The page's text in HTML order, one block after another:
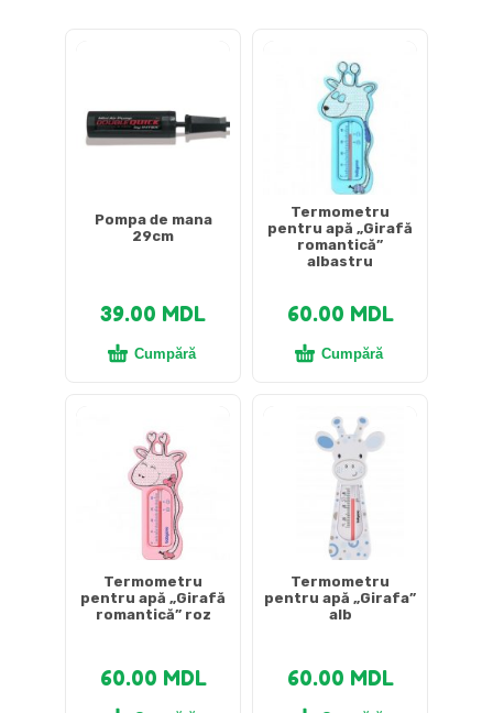
Pompa de mana
29cm
39.00 MDL
Cumpără
Termometru
pentru apă „Girafă
romantică”
albastru
60.00 MDL
Cumpără
Termometru
pentru apă „Girafă
romantică” roz
60.00 MDL
Termometru
pentru apă „Girafa”
alb
60.00 MDL